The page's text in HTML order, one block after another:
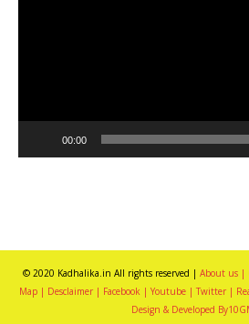
00:00
© 2020 Kadhalika.in All rights reserved | About us |
Map | Desclaimer | Facebook | Youtube | Twitter |
Design & Developed